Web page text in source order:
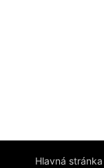
Hlavná stránka